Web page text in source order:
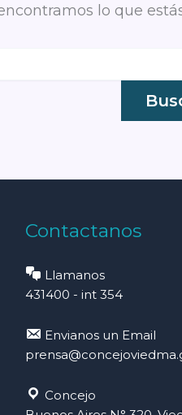
lo que
Contactanos
Llamanos
431400 - int 354
Envianos un Email
Concejo